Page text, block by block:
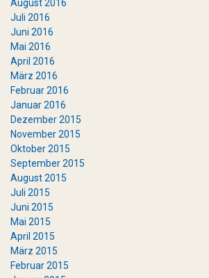
August 2016
Juli 2016
Juni 2016
Mai 2016
April 2016
März 2016
Februar 2016
Januar 2016
Dezember 2015
November 2015
Oktober 2015
September 2015
August 2015
Juli 2015
Juni 2015
Mai 2015
April 2015
März 2015
Februar 2015